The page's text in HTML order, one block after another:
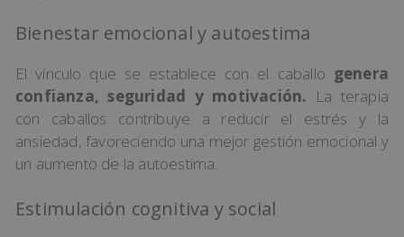
Bienestar emocional y autoestima
El vínculo que se establece con el caballo genera
confianza, seguridad y motivación. La terapia
con caballos contribuye a reducir el estrés y la
ansiedad, favoreciendo una mejor gestión emocional y
un aumento de la autoestima.
Estimulación cognitiva y social